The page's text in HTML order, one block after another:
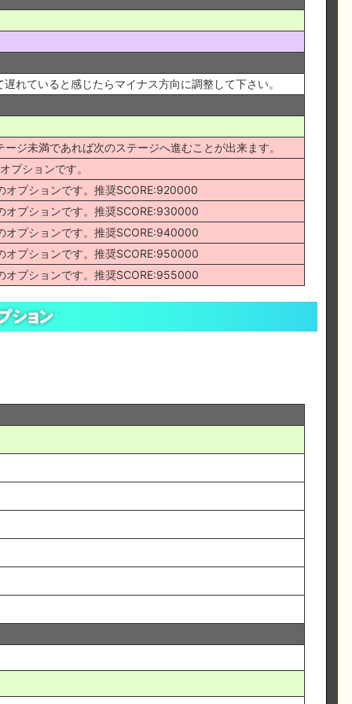
れていると感じたらマイナス方向に調整して下さい。
ジ未満であれば次のステージへ進むことが出来ます。
プションです。
オプションです。推奨SCORE:920000
オプションです。推奨SCORE:930000
オプションです。推奨SCORE:940000
オプションです。推奨SCORE:950000
オプションです。推奨SCORE:955000